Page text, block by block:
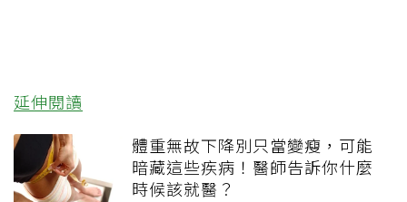
延伸閱讀
體重無故下降別只當變瘦，可能
暗藏這些疾病！醫師告訴你什麼
時候該就醫？